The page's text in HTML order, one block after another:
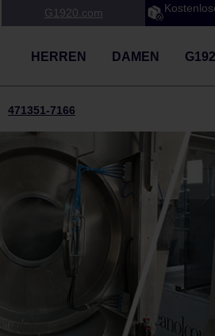
G1920.com
HERREN DAMEN
471351-7166